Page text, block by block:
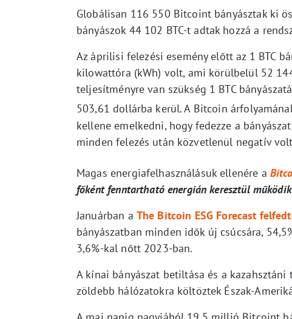
Globálisan 116 550 Bitcoint bányásztak ki
bányászok 44 102 BTC-t adtak hozzá a
Az áprilisi felezési esemény előtt az 1 BTC
kilowattóra (kWh) volt, ami körülbelül 52
teljesítményre van szükség 1 BTC
503,61 dollárba kerül. A Bitcoin
kellene emelkedni, hogy fedezze a
minden felezés után közvetlenül negatív
Magas energiafelhasználásuk ellenére a
főként fenntartható energián keresztül
Januárban a The Bitcoin ESG Forecast
bányászatban minden idők új csúcsára,
3,6%-kal nőtt 2023-ban.
A kínai bányászat betiltása és a
zöldebb hálózatokra költöztek Észak-